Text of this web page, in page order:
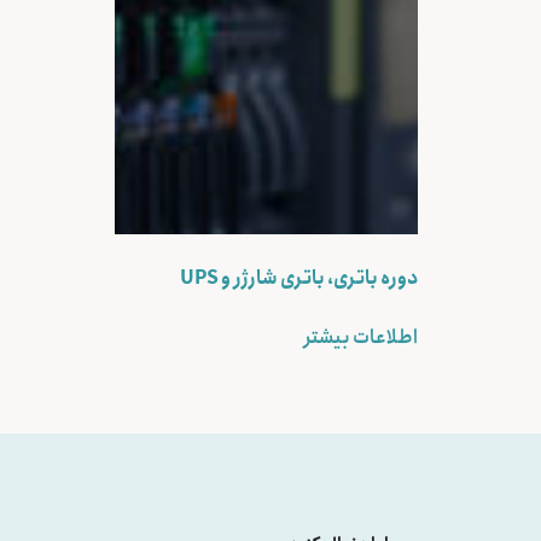
دوره باتری، باتری شارژر و UPS
اطلاعات بیشتر